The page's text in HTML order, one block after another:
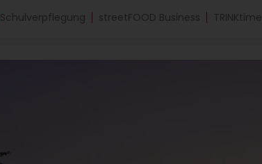
Schulverpflegung streetFOOD Business TRINKtime